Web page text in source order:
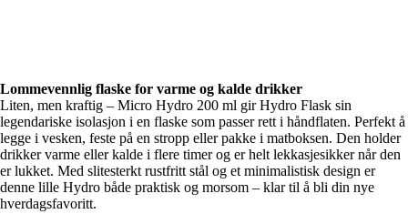
Lommevennlig flaske for varme og kalde drikker
Liten, men kraftig – Micro Hydro 200 ml gir Hydro Flask sin
legendariske isolasjon i en flaske som passer rett i håndflaten. Perfekt å
legge i vesken, feste på en stropp eller pakke i matboksen. Den holder
drikker varme eller kalde i flere timer og er helt lekkasjesikker når den
er lukket. Med slitesterkt rustfritt stål og et minimalistisk design er
denne lille Hydro både praktisk og morsom – klar til å bli din nye
hverdagsfavoritt.